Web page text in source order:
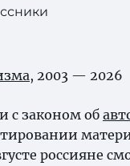
, 2003 — 2026
с законом об
россияне